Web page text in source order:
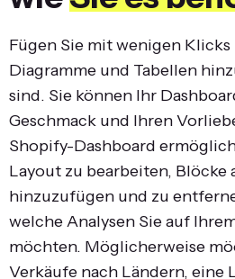
Fügen Sie mit wenigen
Diagramme und Tabellen
sind. Sie können Ihr
Geschmack und Ihren
Shopify-Dashboard
Layout zu bearbeiten, Blöcke
hinzuzufügen und zu
welche Analysen Sie auf
möchten. Möglicherweise
Verkäufe nach Ländern, eine